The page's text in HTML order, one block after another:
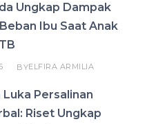
Ungkap Dampak
Ibu Saat Anak
BYELFIRA ARMILIA
Persalinan
Riset Ungkap